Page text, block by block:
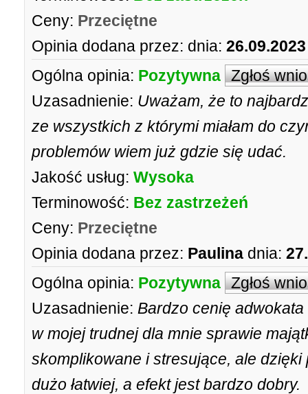
Ceny: Przeciętne
Opinia dodana przez: dnia:
Ogólna opinia: Pozytywna Zgłoś
Uzasadnienie: Uważam, że to
ze wszystkich z którymi miałam do
problemów wiem już gdzie się udać.
Jakość usług: Wysoka
Terminowość: Bez zastrzeżeń
Ceny: Przeciętne
Opinia dodana przez: Paulina dnia:
Ogólna opinia: Pozytywna Zgłoś
Uzasadnienie: Bardzo cenię
w mojej trudnej dla mnie sprawie
skomplikowane i stresujące, ale dzięki
dużo łatwiej, a efekt jest bardzo dobry.